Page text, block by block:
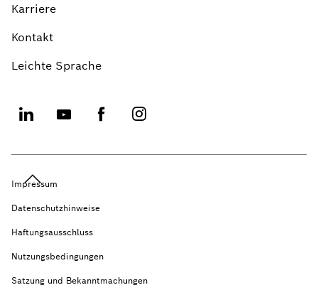
Karriere
Kontakt
Leichte Sprache
Impressum
Datenschutzhinweise
Haftungsausschluss
Nutzungsbedingungen
Satzung und Bekanntmachungen